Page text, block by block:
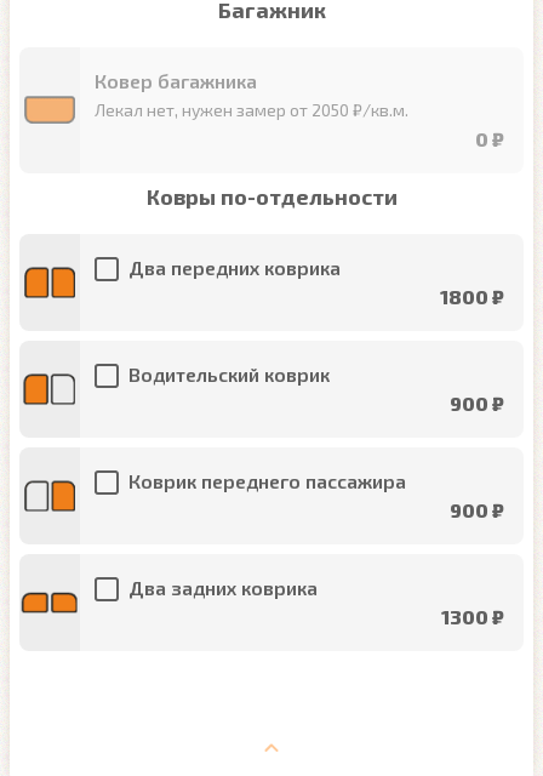
Багажник
Ковер багажника
Лекал нет, нужен замер от 2050 ₽/кв.м.
0 ₽
Ковры по-отдельности
Два передних коврика
1800 ₽
Водительский коврик
900 ₽
Коврик переднего пассажира
900 ₽
Два задних коврика
1300 ₽